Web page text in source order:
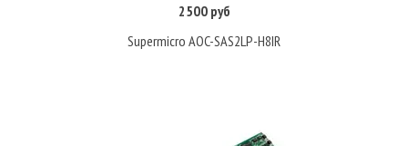
2500 руб
Supermicro AOC-SAS2LP-H8IR